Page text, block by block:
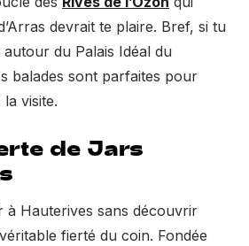
devrait te plaire. Bref, si tu
du Palais Idéal du
balades sont parfaites pour
visite.
de Jars
à Hauterives sans découvrir
fierté du coin. Fondée